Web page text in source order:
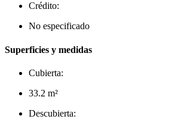
Crédito:
No especificado
Superficies y medidas
Cubierta:
33.2 m²
Descubierta: